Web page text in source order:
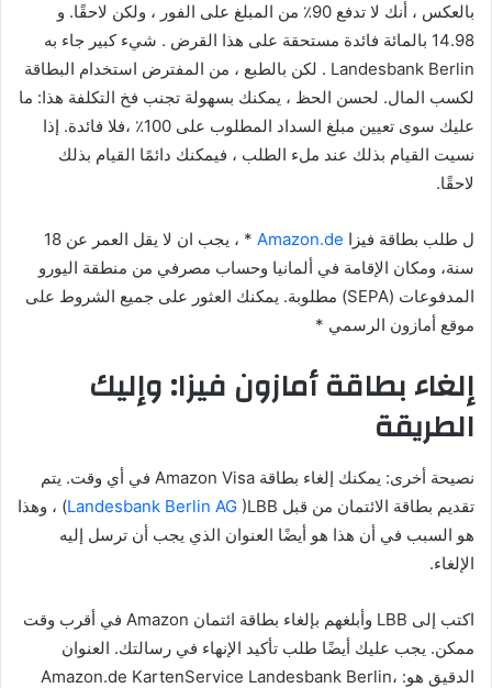
بالعكس ، أنك لا تدفع 90٪ من المبلغ على الفور ، ولكن لاحقًا. و
14.98 بالمائة فائدة مستحقة على هذا القرض . شيء كبير جاء به
Landesbank Berlin . لكن بالطبع ، من المفترض استخدام البطاقة
لكسب المال. لحسن الحظ ، يمكنك بسهولة تجنب فخ التكلفة هذا: ما
عليك سوى تعيين مبلغ السداد المطلوب على 100٪ ،فلا فائدة. إذا
نسيت القيام بذلك عند ملء الطلب ، فيمكنك دائمًا القيام بذلك
لاحقًا.
ل طلب بطاقة فيزا Amazon.de
* ، يجب ان لا يقل العمر عن 18
سنة، ومكان الإقامة في ألمانيا وحساب مصرفي من منطقة اليورو
المدفوعات (SEPA) مطلوبة. يمكنك العثور على جميع الشروط على
موقع أمازون الرسمي *
إلغاء بطاقة أمازون فيزا: وإليك
الطريقة
نصيحة أخرى: يمكنك إلغاء بطاقة Amazon Visa في أي وقت. يتم
تقديم بطاقة الائتمان من قبل
Landesbank Berlin AG)LBB) ، وهذا
هو السبب في أن هذا هو أيضًا العنوان الذي يجب أن ترسل إليه
الإلغاء.
اكتب إلى LBB وأبلغهم بإلغاء بطاقة ائتمان Amazon في أقرب وقت
ممكن. يجب عليك أيضًا طلب تأكيد الإنهاء في رسالتك. العنوان
الدقيق هو: Amazon.de KartenService Landesbank Berlin،